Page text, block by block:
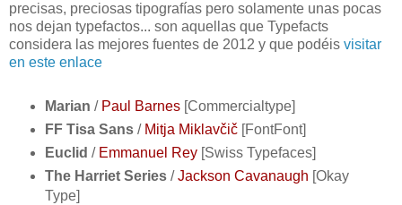
precisas, preciosas tipografías pero solamente unas pocas
nos dejan typefactos... son aquellas que Typefacts
considera las mejores fuentes de 2012 y que podéis visitar
en este enlace
Marian / Paul Barnes[Commercialtype]
FF Tisa Sans/ Mitja Miklavčič[FontFont]
Euclid / Emmanuel Rey [Swiss Typefaces]
The Harriet Series/Jackson Cavanaugh [Okay
Type]